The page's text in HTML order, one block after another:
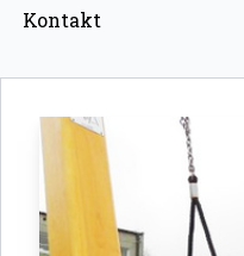
Kontakt